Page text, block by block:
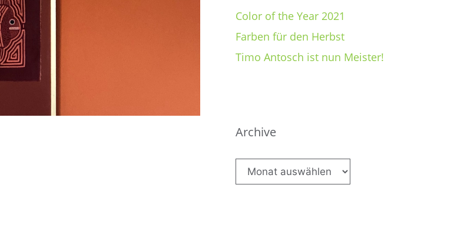
Color of the Year 2021
Farben für den Herbst
Timo Antosch ist nun Meister!
Archive
Archive